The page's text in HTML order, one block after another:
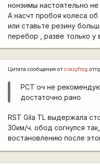
нонэимы настоятельно
А насчт пробоя колеса
или ставьте резину
перебор , разве только у
Цитата сообщения отcrazyfrog
РСТ оч не
достаточно рано
RST Gila TL выдержала
30км/ч. обод согнулся
востановлению после